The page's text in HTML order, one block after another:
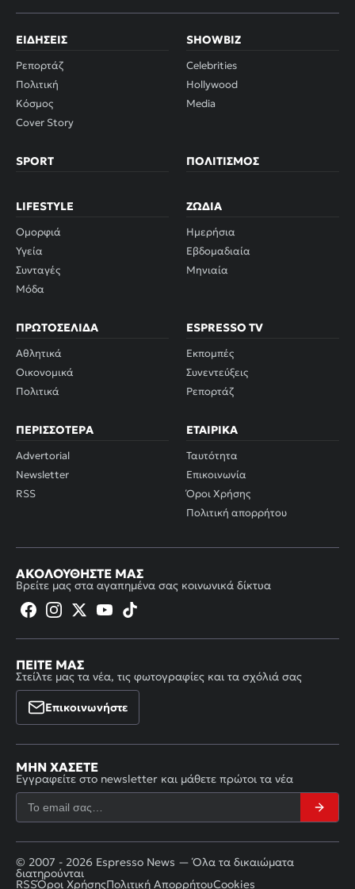
ΕΙΔΉΣΕΙΣ
Ρεπορτάζ
Πολιτική
Κόσμος
Cover Story
SHOWBIZ
Celebrities
Hollywood
Media
SPORT ΠΟΛΙΤΙΣΜΌΣ
LIFESTYLE
Ομορφιά
Υγεία
Συνταγές
Μόδα
ΖΏΔΙΑ
Ημερήσια
Εβδομαδιαία
Μηνιαία
ΠΡΩΤΟΣΈΛΙΔΑ
Αθλητικά
Οικονομικά
Πολιτικά
ESPRESSO TV
Εκπομπές
Συνεντεύξεις
Ρεπορτάζ
ΠΕΡΙΣΣΌΤΕΡΑ
Advertorial
Newsletter
RSS
ΕΤΑΙΡΙΚΆ
Ταυτότητα
Επικοινωνία
Όροι Χρήσης
Πολιτική απορρήτου
ΑΚΟΛΟΥΘΉΣΤΕ ΜΑΣ
Βρείτε μας στα αγαπημένα σας κοινωνικά δίκτυα
ΠΕΊΤΕ ΜΑΣ
Στείλτε μας τα νέα, τις φωτογραφίες και τα σχόλιά σας
Επικοινωνήστε
ΜΗΝ ΧΆΣΕΤΕ
Εγγραφείτε στο newsletter και μάθετε πρώτοι τα νέα
© 2007 - 2026 Espresso News — Όλα τα δικαιώματα
διατηρούνται
RSSΌροι ΧρήσηςΠολιτική ΑπορρήτουCookies